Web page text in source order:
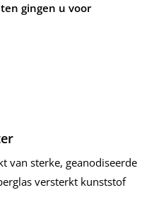
gingen u voor
van sterke, geanodiseerde
versterkt kunststof